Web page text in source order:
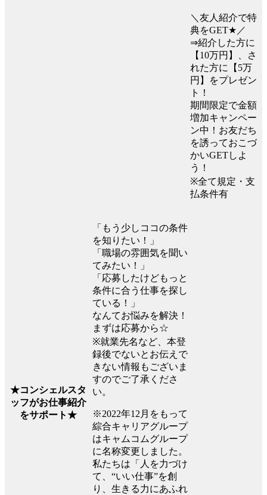
＼友人紹介で特
典をGET★／
⇒紹介した方に
【10万円】、さ
れた方に【5万
円】をプレゼン
ト！
期間限定で金額
増加キャンペー
ン中！お友だち
を誘っておこづ
かいGETしよ
う！
※全て規定・支
払条件有
★コンシェルスタ
ッフがお仕事紹介
をサポート★
「もう少しココの条件
を知りたい！」
「職場の雰囲気を聞い
てみたい！」
「応募したけどもっと
条件に合う仕事を探し
ている！」
なんてお悩みを解決！
まずは応募から☆
※就業先名など、本登
録後でないとお伝えで
きない情報もございま
すのでご了承くださ
い。
※2022年12月をもって
綜合キャリアグループ
はキャムコムグループ
に名称変更しました。
私たちは「人を力づけ
て、“いい仕事”を創
り、生きる力にあふれ